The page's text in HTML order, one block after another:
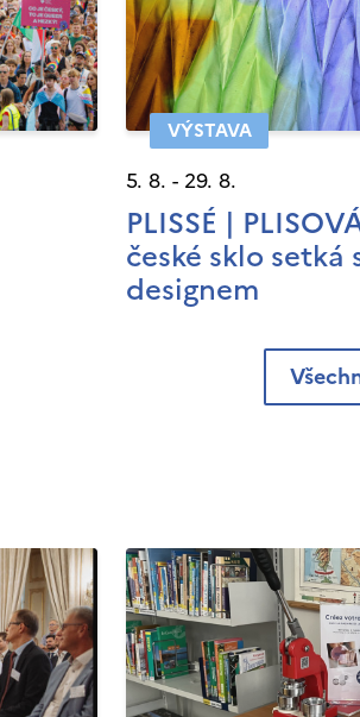
VÝSTAVA
5. 8. - 29. 8.
PLISSÉ |
české sklo setká
designem